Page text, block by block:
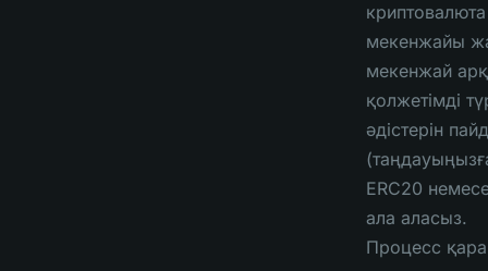
мекенжайы
мекенжай
қолжетімді
әдістерін
ERC20
ала аласыз.
Процесс